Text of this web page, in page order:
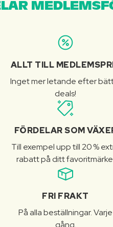
ALLT TILL
Inget mer letande efter
deals!
FÖRDELAR SOM
Till exempel upp till 20 %
rabatt på ditt
FRI FRAKT
På alla beställningar. Varje
gång.